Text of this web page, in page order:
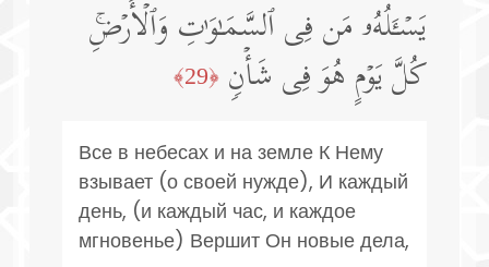
یَسۡـَٔلُهُۥ مَن فِی ٱلسَّمَـٰوَ ٰ⁠تِ وَٱلۡأَرۡضِۚ
كُلَّ یَوۡمٍ هُوَ فِی شَأۡنࣲ ﴿29﴾
Все в небесах и на земле К Нему
взывает (о своей нужде), И каждый
день, (и каждый час, и каждое
мгновенье) Вершит Он новые дела,